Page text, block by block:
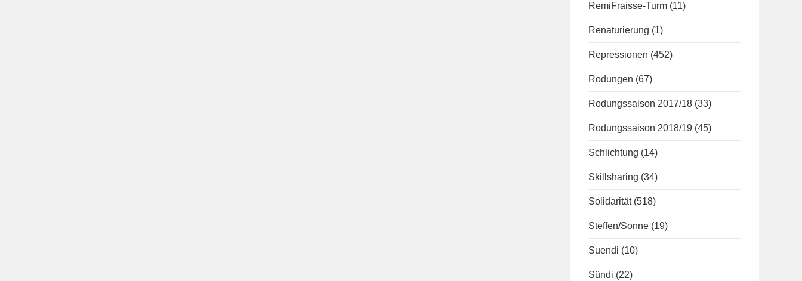
RemiFraisse-Turm (11)
Renaturierung (1)
Repressionen (452)
Rodungen (67)
Rodungssaison 2017/18 (33)
Rodungssaison 2018/19 (45)
Schlichtung (14)
Skillsharing (34)
Solidarität (518)
Steffen/Sonne (19)
Suendi (10)
Sündi (22)